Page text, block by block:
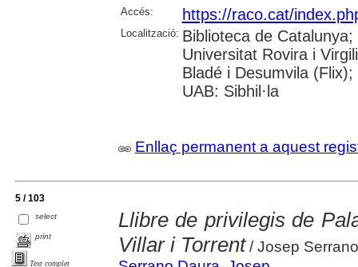
Accés: https://raco.cat/
Localització: Biblioteca de
Universitat Rovira i
Bladé i Desumvila
UAB: Sibhil·la
Enllaç permanent a aquest
5 / 103
select
print
Text complet
Llibre de privilegis de
Villar i Torrent/ Josep